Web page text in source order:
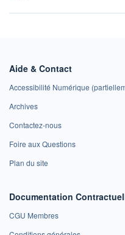
Aide & Contact
Accessibilité Numérique
Archives
Contactez-nous
Foire aux Questions
Plan du site
Documentation
CGU Membres